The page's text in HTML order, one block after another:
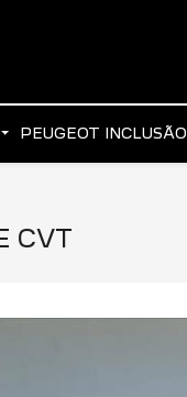
PEUGEOT INCLUSÃO
CVT